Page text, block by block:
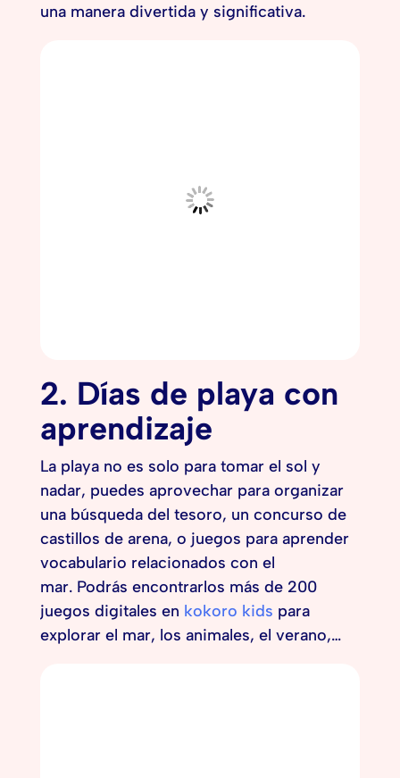
una manera divertida y significativa.
2. Días de playa con
aprendizaje
La playa no es solo para tomar el sol y
nadar, puedes aprovechar para organizar
una búsqueda del tesoro, un concurso de
castillos de arena, o juegos para aprender
vocabulario relacionados con el
mar. Podrás encontrarlos más de 200
juegos digitales en kokoro kids para
explorar el mar, los animales, el verano,…